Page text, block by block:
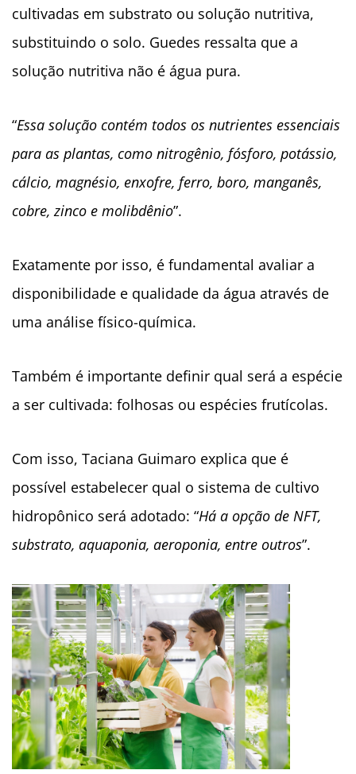
cultivadas em substrato ou solução nutritiva,
substituindo o solo. Guedes ressalta que a
solução nutritiva não é água pura.
“Essa solução contém todos os nutrientes essenciais
para as plantas, como nitrogênio, fósforo, potássio,
cálcio, magnésio, enxofre, ferro, boro, manganês,
cobre, zinco e molibdênio”.
Exatamente por isso, é fundamental avaliar a
disponibilidade e qualidade da água através de
uma análise físico-química.
Também é importante definir qual será a espécie
a ser cultivada: folhosas ou espécies frutícolas.
Com isso, Taciana Guimaro explica que é
possível estabelecer qual o sistema de cultivo
hidropônico será adotado: “Há a opção de NFT,
substrato, aquaponia, aeroponia, entre outros”.